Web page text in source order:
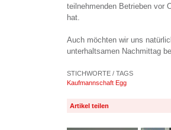
teilnehmenden Betrieben vor
hat.
Auch möchten wir uns
unterhaltsamen Nachmittag
STICHWORTE / TAGS
Kaufmannschaft Egg
Artikel teilen